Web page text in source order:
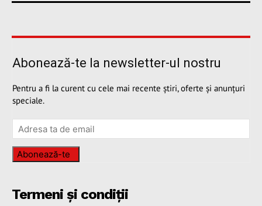
Abonează-te la newsletter-ul nostru
Pentru a fi la curent cu cele mai recente știri, oferte și anunțuri
speciale.
Abonează-te
Termeni și condiții